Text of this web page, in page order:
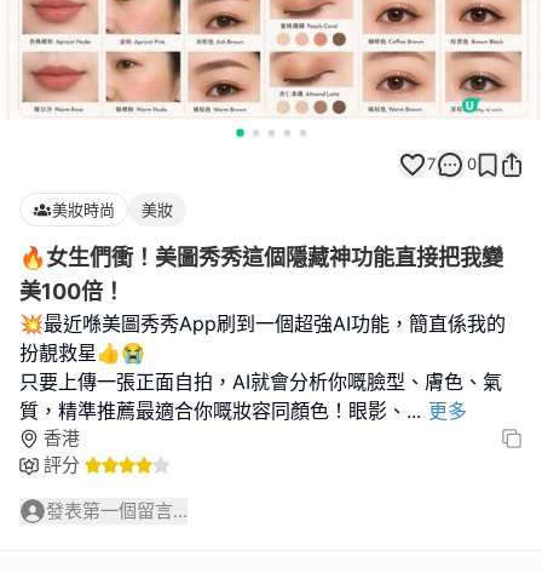
7 0
美妝時尚 美妝
🔥女生們衝！美圖秀秀這個隱藏神功能直接把我變
美100倍！
💥最近喺美圖秀秀App刷到一個超強AI功能，簡直係我的
扮靚救星👍😭
只要上傳一張正面自拍，AI就會分析你嘅臉型、膚色、氣
質，精準推薦最適合你嘅妝容同顏色！眼影、 ... 更多
香港
評分
發表第一個留言...